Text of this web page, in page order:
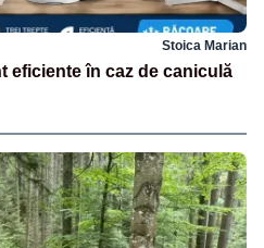
Stoica Marian
eficiente în caz de caniculă